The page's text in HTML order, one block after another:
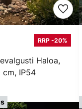
Haloa,
IP54
RRP -20%